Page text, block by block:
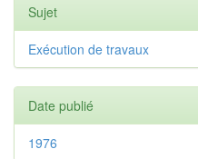
Sujet
Exécution de travaux
Date publié
1976